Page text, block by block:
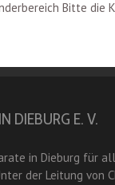
Bitte die
DIEBURG E. V.
in Dieburg für
der Leitung von